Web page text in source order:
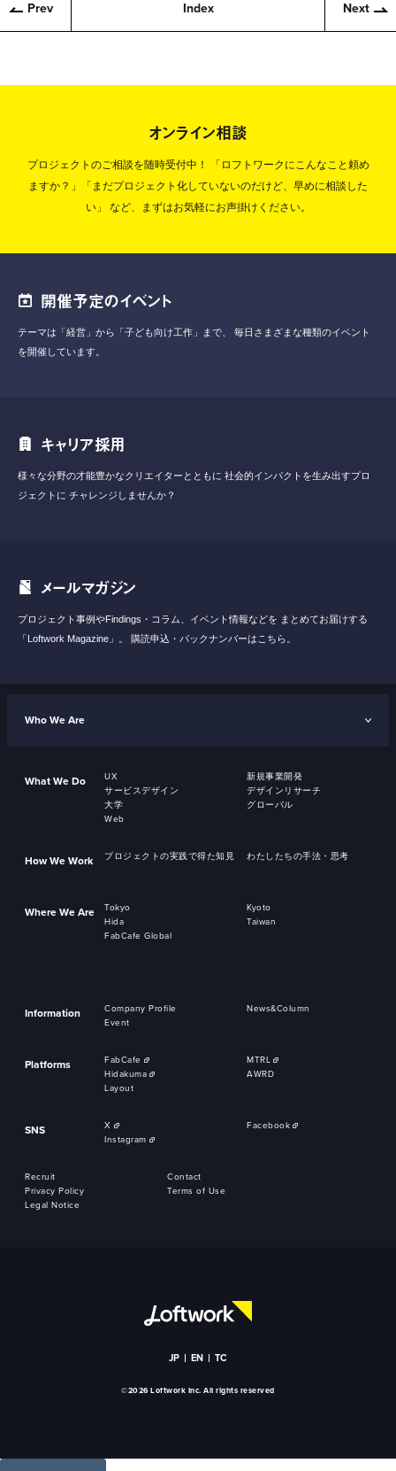
Prev Index Next
オンライン相談
プロジェクトのご相談を随時受付中！
「ロフトワークにこんなこと頼め
ますか？」「まだプロジェクト化していないのだけど、早めに相談した
い」
など、まずはお気軽にお声掛けください。
開催予定のイベント
テーマは「経営」から「子ども向け工作」まで、
毎日さまざまな種類のイベント
を開催しています。
キャリア採用
様々な分野の才能豊かなクリエイターとともに 社会的インパクトを生み出すプロ
ジェクトに チャレンジしませんか？
メールマガジン
プロジェクト事例やFindings・コラム、イベント情報などを まとめてお届けする
「Loftwork Magazine」。
購読申込・バックナンバーはこちら。
Who We Are
What We Do UX
新規事業開発
サービスデザイン
デザインリサーチ
大学
グローバル
Web
How We Work プロジェクトの実践で得た知見 わたしたちの手法・思考
Where We Are Tokyo
Kyoto
Hida
Taiwan
FabCafe Global
Information Company Profile
News&Column
Event
Platforms FabCafe
MTRL
Hidakuma
AWRD
Layout
SNS X
Facebook
Instagram
Recruit
Contact
Privacy Policy
Terms of Use
Legal Notice
JP EN TC
©2026 Loftwork Inc. All rights reserved